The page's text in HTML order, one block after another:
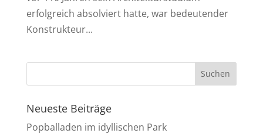
erfolgreich absolviert hatte, war bedeutender
Konstrukteur...
Neueste Beiträge
Popballaden im idyllischen Park